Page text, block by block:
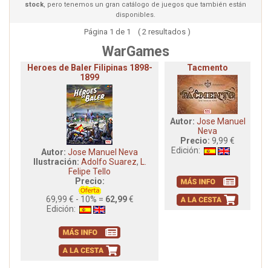
stock, pero tenemos un gran catálogo de juegos que también están
disponibles.
Página 1 de 1 ( 2 resultados )
WarGames
Heroes de Baler Filipinas 1898-
1899
Autor: Jose Manuel Neva
Ilustración: Adolfo Suarez, L.
Felipe Tello
Precio:
69,99 € - 10% = 62,99€
Edición:
Tacmento
Autor: Jose Manuel
Neva
Precio: 9,99 €
Edición: